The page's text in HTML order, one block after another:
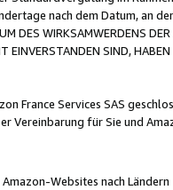
nach dem Datum, an
DES WIRKSAMWERDENS
EINVERSTANDEN SIND,
France Services SAS
Vereinbarung für Sie und
Websites nach Ländern